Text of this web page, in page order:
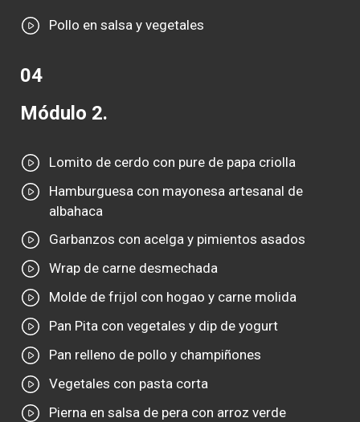
Pollo en salsa y vegetales
04
Módulo 2.
Lomito de cerdo con pure de papa criolla
Hamburguesa con mayonesa artesanal de
albahaca
Garbanzos con acelga y pimientos asados
Wrap de carne desmechada
Molde de frijol con hogao y carne molida
Pan Pita con vegetales y dip de yogurt
Pan relleno de pollo y champiñones
Vegetales con pasta corta
Pierna en salsa de pera con arroz verde